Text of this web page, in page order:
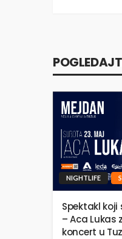
NIGHTLIFE
Spektakl
– Aca Lukas
koncert u